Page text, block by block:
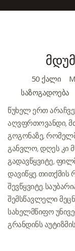
50 ᲥᲐᲚᲘ
ᲡᲐᲖᲝᲒᲐᲓᲝᲔᲑᲐ
წუხელ ერთ
აღვფრთოვანდი,
გოგონაზე,
განვლო, დღეს კი
გადავწყვიტე,
დავიწყე. თითქმის
შევწყვიტე.
შემსწავლელი
სახელმწიფო
გრანდინს